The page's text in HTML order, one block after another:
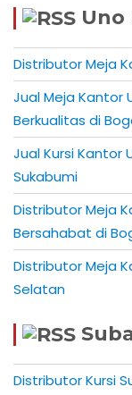
Distributor Meja
Jual Meja Kantor
Berkualitas di
Jual Kursi Kantor
Sukabumi
Distributor Meja
Bersahabat di
Distributor Meja
Selatan
Distributor Kursi